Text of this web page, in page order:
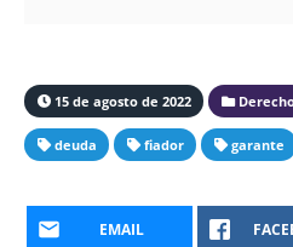
15 de agosto de 2022
deuda fiador garante
EMAIL